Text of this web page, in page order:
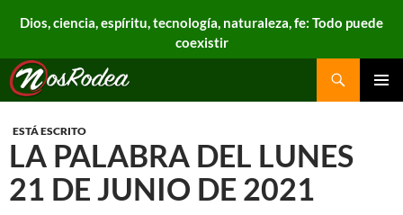
Dios, ciencia, espíritu, tecnología, naturaleza, fe: Todo puede
coexistir
Nos Rodea
Search
ESTÁ ESCRITO
LA PALABRA DEL LUNES
21 DE JUNIO DE 2021